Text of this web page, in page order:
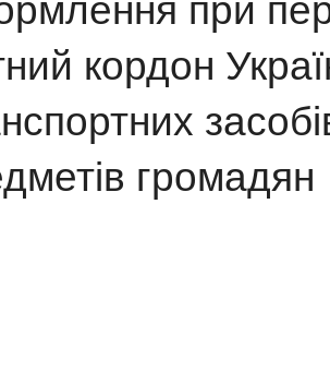
кордон
громадян